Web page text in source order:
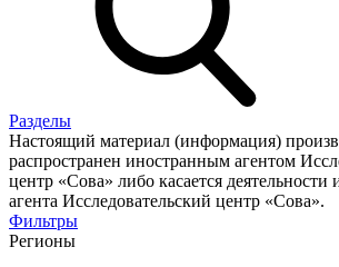
Разделы
Настоящий материал (информация)
распространен иностранным агентом
центр «Сова» либо касается деятельности
агента Исследовательский центр «Сова».
Фильтры
Регионы